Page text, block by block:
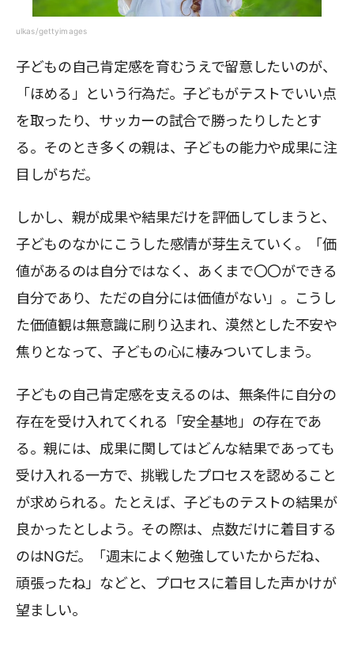
ulkas/gettyimages
子どもの自己肯定感を育むうえで留意したいのが、
「ほめる」という行為だ。子どもがテストでいい点
を取ったり、サッカーの試合で勝ったりしたとす
る。そのとき多くの親は、子どもの能力や成果に注
目しがちだ。
しかし、親が成果や結果だけを評価してしまうと、
子どものなかにこうした感情が芽生えていく。「価
値があるのは自分ではなく、あくまで〇〇ができる
自分であり、ただの自分には価値がない」。こうし
た価値観は無意識に刷り込まれ、漠然とした不安や
焦りとなって、子どもの心に棲みついてしまう。
子どもの自己肯定感を支えるのは、無条件に自分の
存在を受け入れてくれる「安全基地」の存在であ
る。親には、成果に関してはどんな結果であっても
受け入れる一方で、挑戦したプロセスを認めること
が求められる。たとえば、子どものテストの結果が
良かったとしよう。その際は、点数だけに着目する
のはNGだ。「週末によく勉強していたからだね、
頑張ったね」などと、プロセスに着目した声かけが
望ましい。